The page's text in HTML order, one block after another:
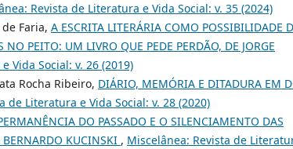
Revista de Literatura e Vida Social: v. 35 (2024)
Faria, A ESCRITA LITERÁRIA COMO POSSIBILIDADE
PEITO: UM LIVRO QUE PEDE PERDÃO, DE JORGE
Vida Social: v. 26 (2019)
Rocha Ribeiro, DIÁRIO, MEMÓRIA E DITADURA EM
de Literatura e Vida Social: v. 28 (2020)
DO PASSADO E O SILENCIAMENTO DAS
KUCINSKI , Miscelânea: Revista de